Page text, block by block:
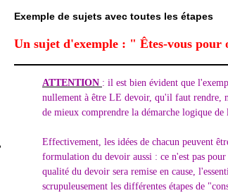
Exemple de sujets avec toutes les étapes
Un sujet d'exemple : " Êtes-vous pour
ATTENTION : il est bien évident que
nullement à être LE devoir, qu'il faut rendre,
de mieux comprendre la démarche logique de
Effectivement, les idées de chacun peuvent
formulation du devoir aussi : ce n'est pas
qualité du devoir sera remise en cause,
scrupuleusement les différentes étapes de